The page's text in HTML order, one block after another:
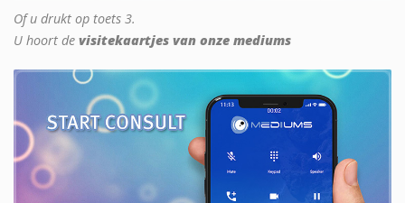
Of u drukt op toets 3.
U hoort de visitekaartjes van onze mediums